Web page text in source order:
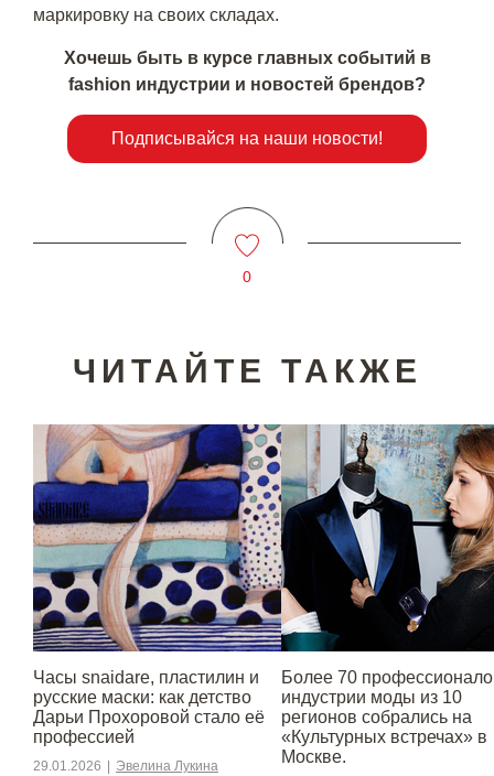
маркировку на своих складах.
Хочешь быть в курсе главных событий в
fashion индустрии и новостей брендов?
Подписывайся на наши новости!
0
ЧИТАЙТЕ ТАКЖЕ
Часы snaidare, пластилин и
русские маски: как детство
Дарьи Прохоровой стало её
профессией
29.01.2026 Эвелина Лукина
Более 70
индустрии моды из 10
регионов собрались на
«Культурных встречах» в
Москве.